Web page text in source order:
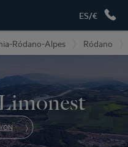
ES/€
Ródano-Alpes Ródano